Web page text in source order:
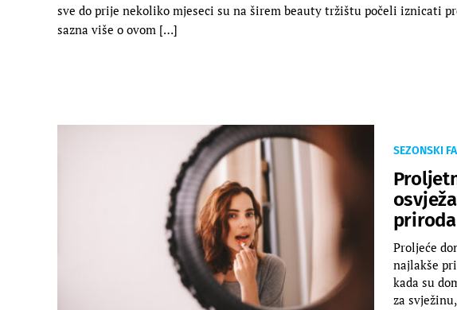
sve do prije nekoliko mjeseci su na širem beauty tržištu počeli iznicati
sazna više o ovom […]
SEZONSKI
Proljeće
najlakše
kada su
za